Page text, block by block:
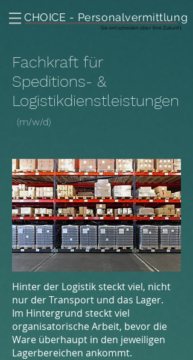
CHOICE - Personalvermittlung
Sie entscheiden über Ihre Zukunft.
Fachkraft für
Speditions- &
Logistikdienstleistungen
(m/w/d)
Hinter der Logistik steckt viel, nicht
nur der Transport und das Lager.
Im Hintergrund steckt viel
organisatorische Arbeit, bevor die
Ware überhaupt in den jeweiligen
Lagerbereichen ankommt.